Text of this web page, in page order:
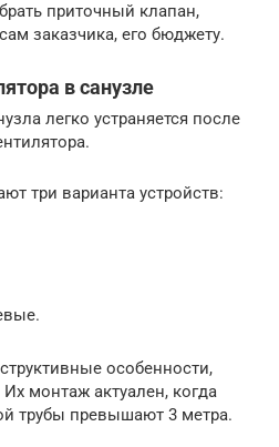
приточный клапан,
заказчика, его бюджету.
в санузле
легко устраняется после
три варианта устройств:
особенности,
монтаж актуален, когда
трубы превышают 3 метра.